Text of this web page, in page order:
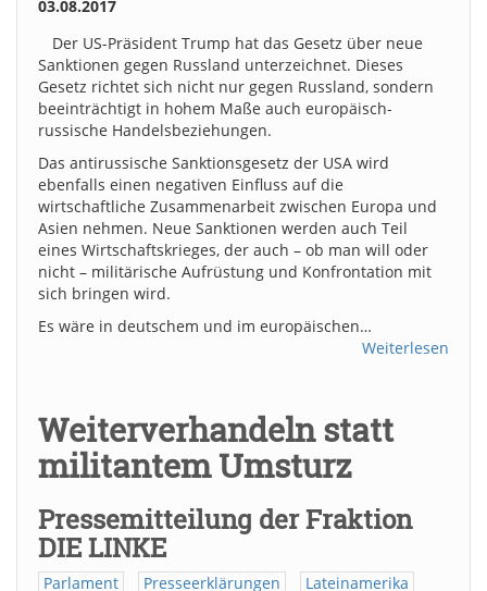
03.08.2017
Der US-Präsident Trump hat das Gesetz über neue
Sanktionen gegen Russland unterzeichnet. Dieses
Gesetz richtet sich nicht nur gegen Russland, sondern
beeinträchtigt in hohem Maße auch europäisch-
russische Handelsbeziehungen.
Das antirussische Sanktionsgesetz der USA wird
ebenfalls einen negativen Einfluss auf die
wirtschaftliche Zusammenarbeit zwischen Europa und
Asien nehmen. Neue Sanktionen werden auch Teil
eines Wirtschaftskrieges, der auch – ob man will oder
nicht – militärische Aufrüstung und Konfrontation mit
sich bringen wird.
Es wäre in deutschem und im europäischen…
Weiterlesen
Weiterverhandeln statt
militantem Umsturz
Pressemitteilung der Fraktion
DIE LINKE
Parlament Presseerklärungen Lateinamerika